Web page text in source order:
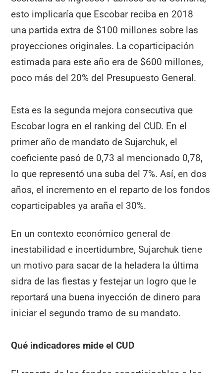
esto implicaría que Escobar reciba en 2018
una partida extra de $100 millones sobre las
proyecciones originales. La coparticipación
estimada para este año era de $600 millones,
poco más del 20% del Presupuesto General.
Esta es la segunda mejora consecutiva que
Escobar logra en el ranking del CUD. En el
primer año de mandato de Sujarchuk, el
coeficiente pasó de 0,73 al mencionado 0,78,
lo que representó una suba del 7%. Así, en dos
años, el incremento en el reparto de los fondos
coparticipables ya araña el 30%.
En un contexto económico general de
inestabilidad e incertidumbre, Sujarchuk tiene
un motivo para sacar de la heladera la última
sidra de las fiestas y festejar un logro que le
reportará una buena inyección de dinero para
iniciar el segundo tramo de su mandato.
Qué indicadores mide el CUD